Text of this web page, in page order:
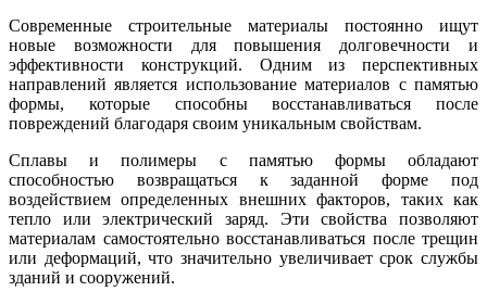
Современные строительные материалы постоянно ищут
новые возможности для повышения долговечности и
эффективности конструкций. Одним из перспективных
направлений является использование материалов с памятью
формы, которые способны восстанавливаться после
повреждений благодаря своим уникальным свойствам.
Сплавы и полимеры с памятью формы обладают
способностью возвращаться к заданной форме под
воздействием определенных внешних факторов, таких как
тепло или электрический заряд. Эти свойства позволяют
материалам самостоятельно восстанавливаться после трещин
или деформаций, что значительно увеличивает срок службы
зданий и сооружений.